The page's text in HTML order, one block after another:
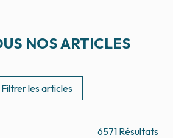
NOS ARTICLES
Filtrer les articles
6571 Résultats